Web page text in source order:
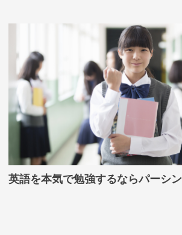
英語を本気で勉強するならパーシン